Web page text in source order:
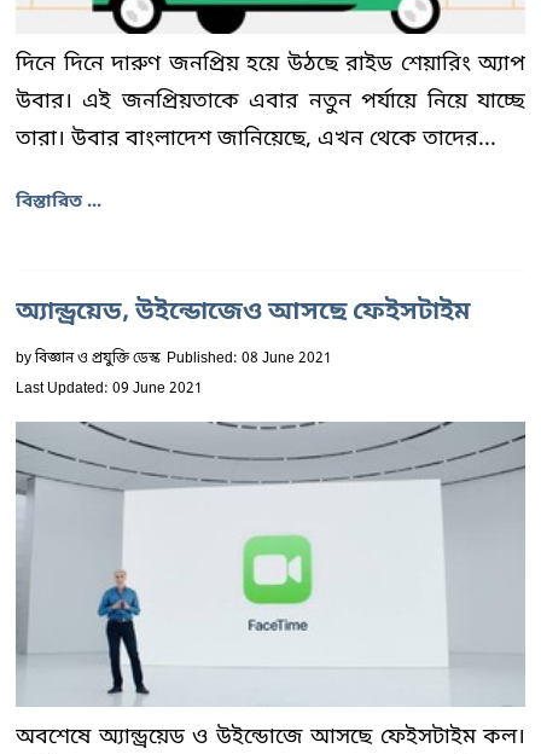
দিনে দিনে দারুণ জনপ্রিয় হয়ে উঠছে রাইড শেয়ারিং অ্যাপ
উবার। এই জনপ্রিয়তাকে এবার নতুন পর্যায়ে নিয়ে যাচ্ছে
তারা। উবার বাংলাদেশ জানিয়েছে, এখন থেকে তাদের...
বিস্তারিত ...
অ্যান্ড্রয়েড, উইন্ডোজেও আসছে ফেইসটাইম
byবিজ্ঞান ও প্রযুক্তি ডেস্ক Published: 08 June 2021
Last Updated: 09 June 2021
অবশেষে অ্যান্ড্রয়েড ও উইন্ডোজে আসছে ফেইসটাইম কল।